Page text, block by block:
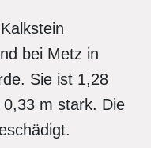
bei Metz in
Sie ist 1,28
m stark. Die